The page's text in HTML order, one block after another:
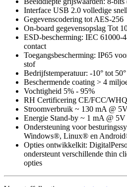
Interface USB 2.0 volledige
Gegevenscodering tot AES-256
On-board gegevensopslag Tot
ESD-bescherming: IEC
contact
Toegangsbescherming: IP65
stof
Bedrijfstemperatuur: -10° tot
Beschermende coating > 4
Vochtigheid 5% - 95%
RH Certificering CE/FCC/
Stroomverbruik ~ 130 mA @
Energie Stand-by ~ 1 mA @ 5V
Ondersteuning voor
Windows®, Linux® en
Opties ontwikkelkit:
ondersteunt verschillende thin
opties